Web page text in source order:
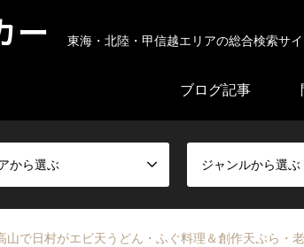
ー 東海・北陸・甲信越エリアの総合検索サイ
ブログ記事
から選ぶ ジャンルから選ぶ
山で日村がエビ天うどん・ふぐ料理＆創作天ぷら・